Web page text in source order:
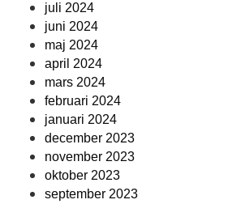
juli 2024
juni 2024
maj 2024
april 2024
mars 2024
februari 2024
januari 2024
december 2023
november 2023
oktober 2023
september 2023